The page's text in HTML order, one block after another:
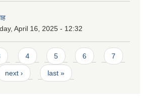
April 16, 2025 - 12:32
4 5 6 7
next › last »